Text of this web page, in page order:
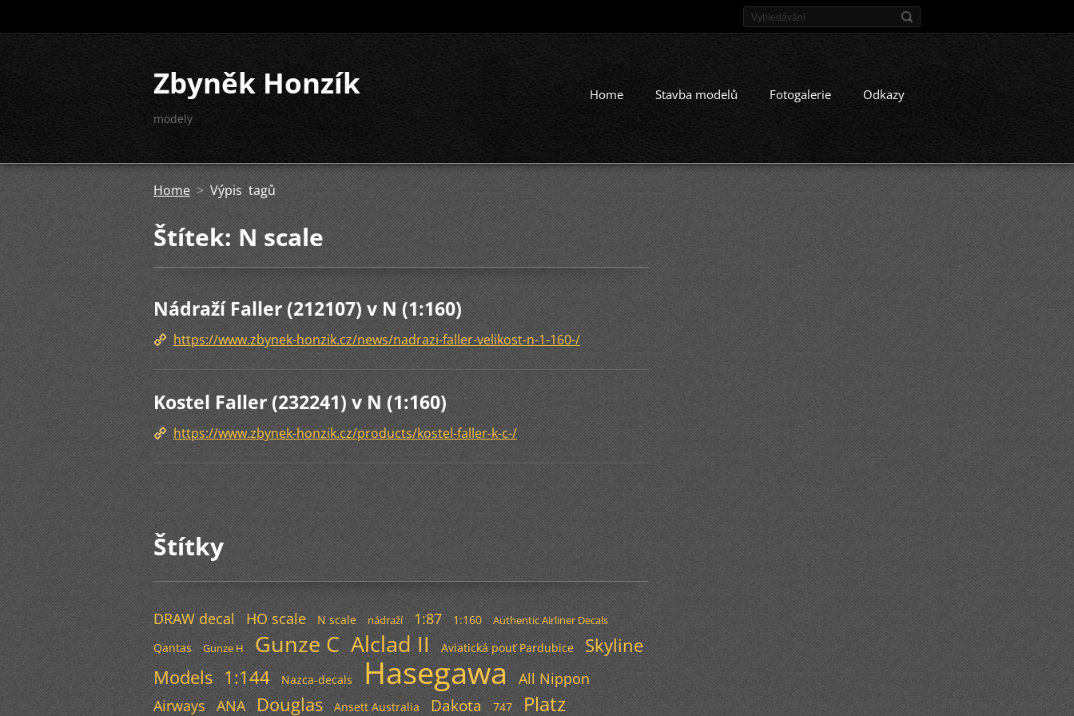
Zbyněk Honzík
modely
Home Stavba modelů Fotogalerie Odkazy
Home > Výpis tagů
Štítek: N scale
Nádraží Faller (212107) v N (1:160)
https://www.zbynek-honzik.cz/news/nadrazi-faller-velikost-n-1-160-/
Kostel Faller (232241) v N (1:160)
https://www.zbynek-honzik.cz/products/kostel-faller-k-c-/
Štítky
DRAW decal HO scale N scale nádraží 1:87 1:160 Authentic Airliner Decals
Qantas Gunze H Gunze C Alclad II Aviatická pouť Pardubice
Skyline
Models 1:144 Nazca-decals Hasegawa
All Nippon
Airways
ANA Douglas Ansett Australia Dakota 747 Platz